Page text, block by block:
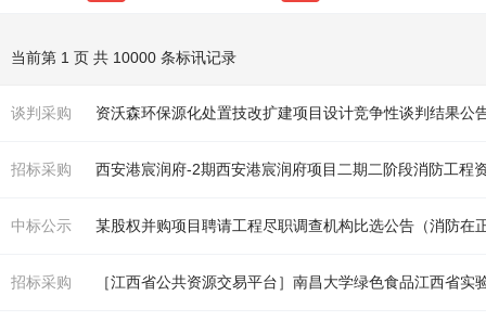
当前第 1 页 共 10000 条标讯记录
谈判采购 资沃森环保源化处置技改扩建项目设计竞争性谈判结果公
招标采购 西安港宸润府-2期西安港宸润府项目二期二阶段消防工程
中标公示 某股权并购项目聘请工程尽职调查机构比选公告（消防在
招标采购 ［江西省公共资源交易平台］南昌大学绿色食品江西省实